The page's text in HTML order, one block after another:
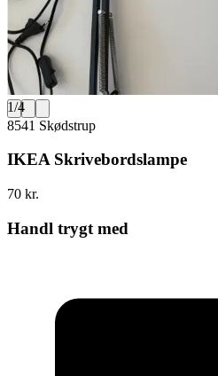
1/4
8541 Skødstrup
IKEA Skrivebordslampe
70 kr.
Handl trygt med